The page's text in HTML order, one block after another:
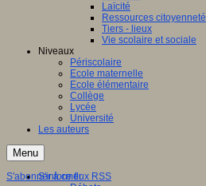
Laïcité
Ressources citoyenneté
Tiers - lieux
Vie scolaire et sociale
Niveaux
Périscolaire
Ecole maternelle
Ecole élémentaire
Collège
Lycée
Université
Les auteurs
Menu
S'informer
S'abonner à ce flux RSS